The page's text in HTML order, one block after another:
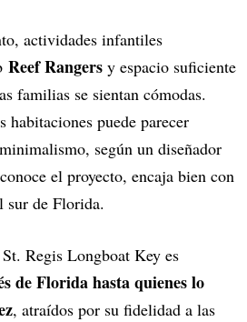
actividades infantiles
Reef Rangers y espacio suficiente
familias se sientan cómodas.
habitaciones puede parecer
según un diseñador
el proyecto, encaja bien con
sur de Florida.
Regis Longboat Key es
de Florida hasta quienes lo
, atraídos por su fidelidad a las